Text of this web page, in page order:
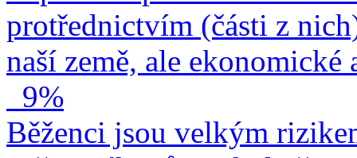
protřednictvím (části z
naší země, ale
9%
Běženci jsou velkým